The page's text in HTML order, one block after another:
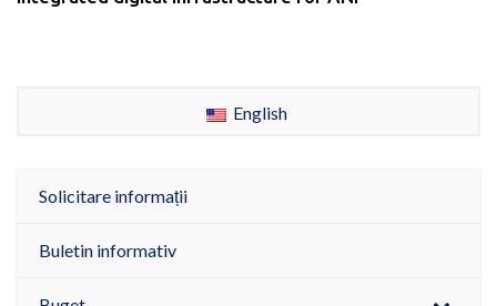
English
Solicitare informații
Buletin informativ